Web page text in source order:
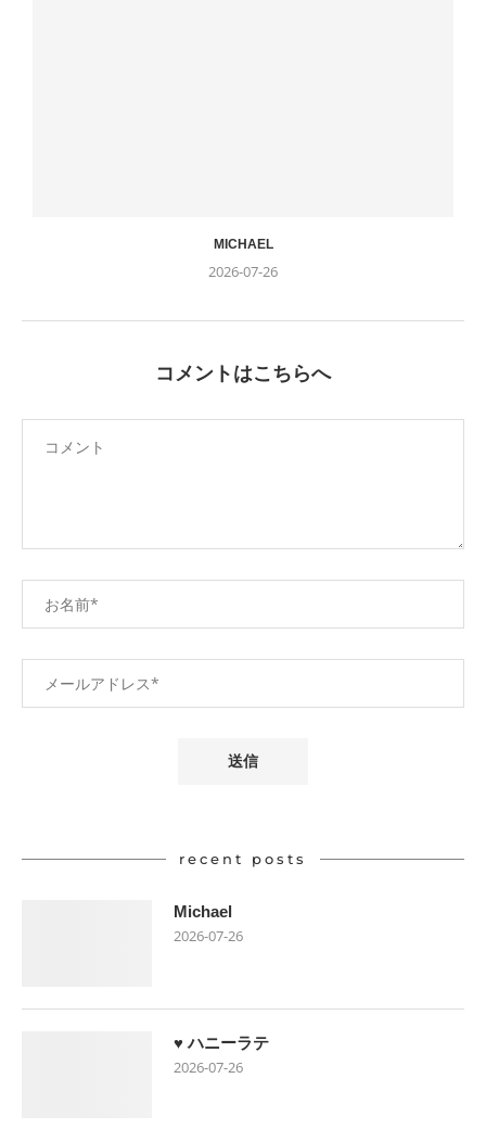
MICHAEL
2026-07-26
コメントはこちらへ
recent posts
Michael
2026-07-26
♥ ハニーラテ
2026-07-26